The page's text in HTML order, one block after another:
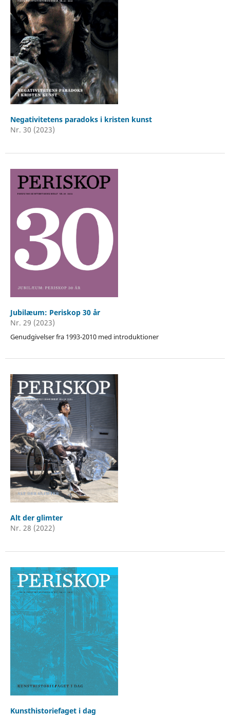
Negativitetens paradoks i kristen kunst
Nr. 30 (2023)
Jubilæum: Periskop 30 år
Nr. 29 (2023)
Genudgivelser fra 1993-2010 med introduktioner
Alt der glimter
Nr. 28 (2022)
Kunsthistoriefaget i dag